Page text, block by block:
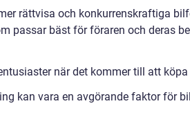
rättvisa och konkurrenskraftiga
passar bäst för föraren och deras
när det kommer till att köpa
kan vara en avgörande faktor för